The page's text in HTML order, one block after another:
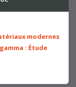
modernes
: Étude